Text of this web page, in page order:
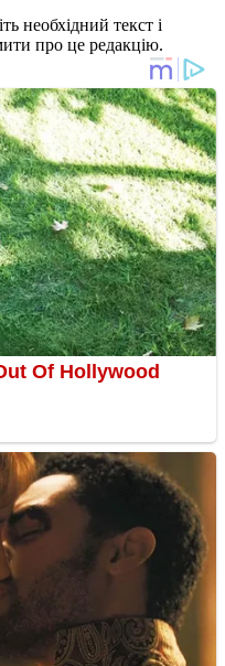
необхідний текст і
про це редакцію.